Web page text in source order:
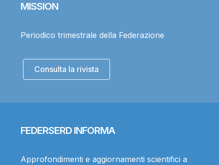
MISSION
Periodico trimestrale della Federazione
Consulta la rivista
FEDERSERD INFORMA
Approfondimenti e aggiornamenti scientifici a